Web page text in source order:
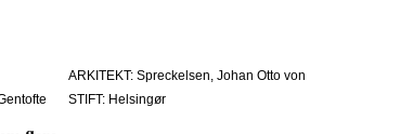
ARKITEKT: Spreckelsen, Johan Otto von
STIFT: Helsingør